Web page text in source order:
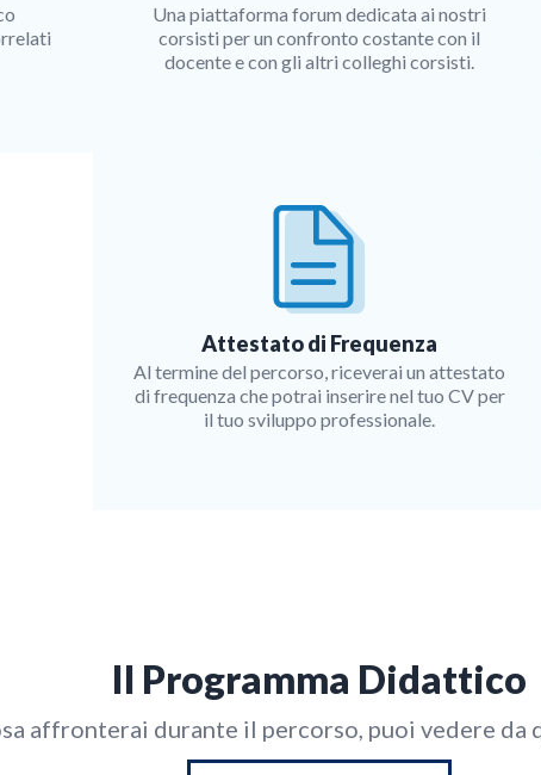
Una piattaforma forum dedicata ai nostri
corsisti per un confronto costante con il
docente e con gli altri colleghi corsisti.
Attestato di Frequenza
Al termine del percorso, riceverai un attestato
di frequenza che potrai inserire nel tuo CV per
il tuo sviluppo professionale.
Il Programma Didattico
affronterai durante il percorso, puoi vedere